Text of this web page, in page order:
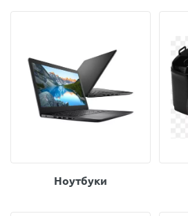
Ноутбуки